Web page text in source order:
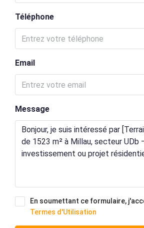
Téléphone
Email
Message
En soumettant ce formulaire,
Termes d'Utilisation